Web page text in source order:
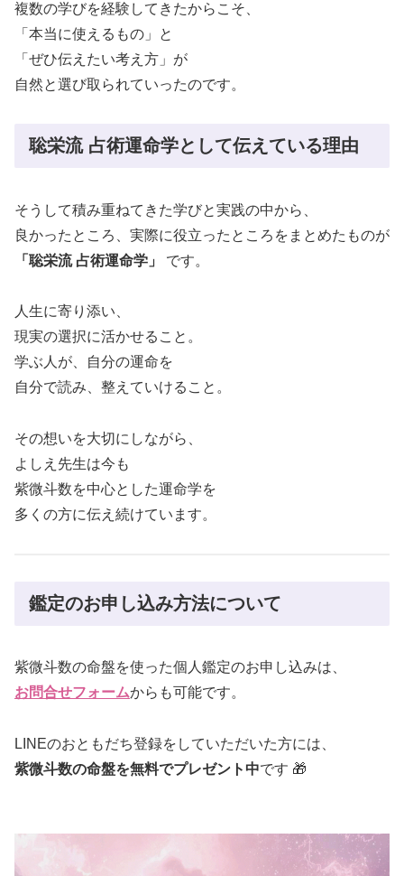
複数の学びを経験してきたからこそ、
「本当に使えるもの」と
「ぜひ伝えたい考え方」が
自然と選び取られていったのです。
聡栄流 占術運命学として伝えている理由
そうして積み重ねてきた学びと実践の中から、
良かったところ、実際に役立ったところをまとめたものが
「聡栄流 占術運命学」
です。
人生に寄り添い、
現実の選択に活かせること。
学ぶ人が、自分の運命を
自分で読み、整えていけること。
その想いを大切にしながら、
よしえ先生は今も
紫微斗数を中心とした運命学を
多くの方に伝え続けています。
鑑定のお申し込み方法について
紫微斗数の命盤を使った個人鑑定のお申し込みは、
お問合せフォームからも可能です。
LINEのおともだち登録をしていただいた方には、
紫微斗数の命盤を無料でプレゼント中です 🎁